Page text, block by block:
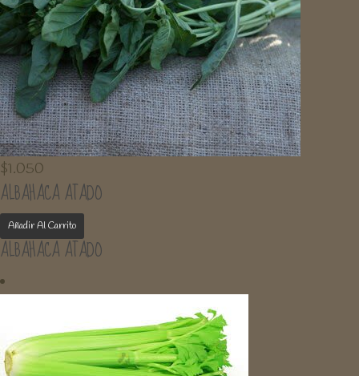
$1.050
ALBAHACA ATADO
Añadir Al Carrito
ALBAHACA ATADO